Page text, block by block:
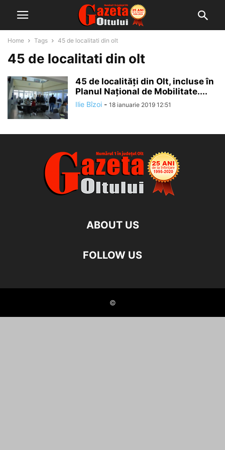
Home Tags 45 de localitati din olt
45 de localitati din olt
45 de localități din Olt, incluse în
Planul Național de Mobilitate....
Ilie Bîzoi - 18 ianuarie 2019 12:51
ABOUT US
FOLLOW US
©